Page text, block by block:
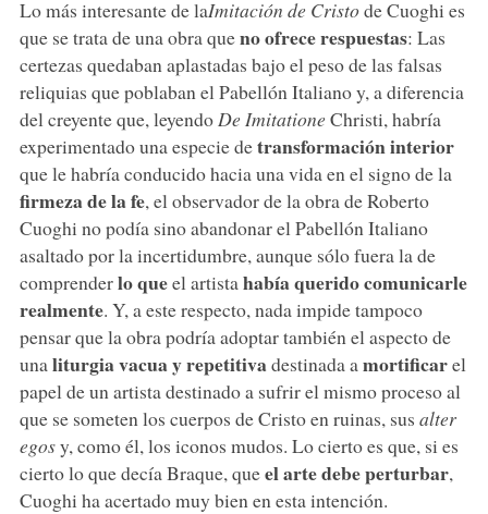
Lo más interesante de laImitación de Cristode Cuoghi es
que se trata de una obra queno ofrece respuestas: Las
certezas quedaban aplastadas bajo el peso de las falsas
reliquias que poblaban el Pabellón Italiano y, a diferencia
del creyente que, leyendo De ImitationeChristi, habría
experimentado una especie detransformación interior
que le habría conducido hacia una vida en el signo de la
firmeza de la fe, el observador de la obra de Roberto
Cuoghi no podía sino abandonar el Pabellón Italiano
asaltado por la incertidumbre, aunque sólo fuera la de
comprenderlo queel artista había querido comunicarle
realmente. Y, a este respecto, nada impide tampoco
pensar que la obra podría adoptar también el aspecto de
una liturgia vacua y repetitivadestinada a mortificarel
papel de un artista destinado a sufrir el mismo proceso al
que se someten los cuerpos de Cristo en ruinas, sus alter
egosy, como él, los iconos mudos. Lo cierto es que, si es
cierto lo que decía Braque, queel arte debe perturbar,
Cuoghi ha acertado muy bien en esta intención.